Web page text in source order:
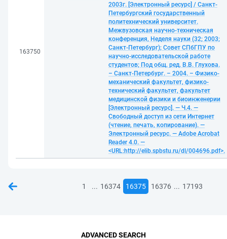
163750
2003г. [Электронный ресурс] / Санкт-
Петербургский государственный
политехнический университет.
Межвузовская научно-техническая
конференция, Неделя науки (32; 2003;
Санкт-Петербург); Совет СПбГПУ по
научно-исследовательской работе
студентов; Под общ. ред. В.В. Глухова.
– Санкт-Петербург. – 2004. – Физико-
механический факультет, физико-
технический факультет, факультет
медицинской физики и биоинженерии
[Электронный ресурс]. — Ч.4. —
Свободный доступ из сети Интернет
(чтение, печать, копирование). —
Электронный ресурс. — Adobe Acrobat
Reader 4.0. —
<URL:http://elib.spbstu.ru/dl/004696.pdf>.
1 ... 16374 16375 16376 ... 17193
ADVANCED SEARCH